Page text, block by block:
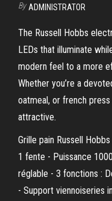
By ADMINISTRATOR
The Russell Hobbs
LEDs that illuminate
modern feel to a more
Whether you’re a
oatmeal, or french
attractive.
Grille pain Russell
1 fente - Puissance
réglable - 3 fonctions :
- Support viennoiseries